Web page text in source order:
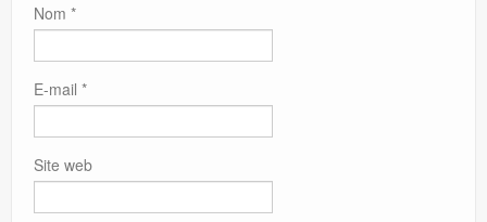
Nom *
E-mail *
Site web